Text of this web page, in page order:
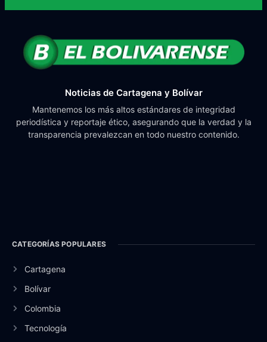
Noticias de Cartagena y Bolívar
Mantenemos los más altos estándares de integridad
periodística y reportaje ético, asegurando que la verdad y la
transparencia prevalezcan en todo nuestro contenido.
CATEGORÍAS POPULARES
Cartagena
Bolívar
Colombia
Tecnología